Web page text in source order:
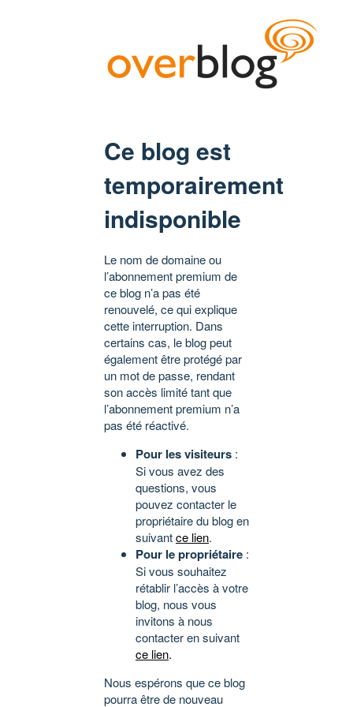
Ce blog est
temporairement
indisponible
Le nom de domaine ou
l’abonnement premium de
ce blog n’a pas été
renouvelé, ce qui explique
cette interruption. Dans
certains cas, le blog peut
également être protégé par
un mot de passe, rendant
son accès limité tant que
l’abonnement premium n’a
pas été réactivé.
Pour les visiteurs :
Si vous avez des
questions, vous
pouvez contacter le
propriétaire du blog en
suivantce lien.
Pour le propriétaire :
Si vous souhaitez
rétablir l’accès à votre
blog, nous vous
invitons à nous
contacter en suivant
ce lien.
Nous espérons que ce blog
pourra être de nouveau